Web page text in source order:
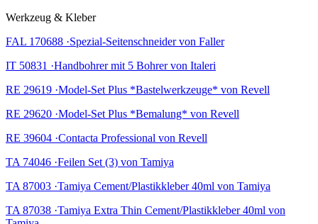
Werkzeug & Kleber
FAL 170688 ·Spezial-Seitenschneider von Faller
IT 50831 ·Handbohrer mit 5 Bohrer von Italeri
RE 29619 ·Model-Set Plus *Bastelwerkzeuge* von Revell
RE 29620 ·Model-Set Plus *Bemalung* von Revell
RE 39604 ·Contacta Professional von Revell
TA 74046 ·Feilen Set (3) von Tamiya
TA 87003 ·Tamiya Cement/Plastikkleber 40ml von Tamiya
TA 87038 ·Tamiya Extra Thin Cement/Plastikkleber 40ml von